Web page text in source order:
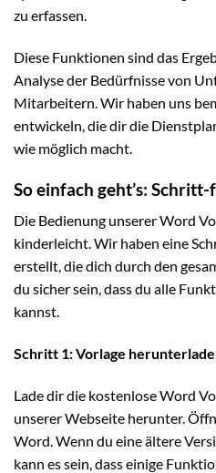
zu erfassen.
Diese Funktionen sind das
Analyse der Bedürfnisse von
Mitarbeitern. Wir haben uns
entwickeln, die dir die
wie möglich macht.
So einfach geht’s:
Die Bedienung unserer Word
kinderleicht. Wir haben eine
erstellt, die dich durch den
du sicher sein, dass du alle
kannst.
Schritt 1: Vorlage
Lade dir die kostenlose Word
unserer Webseite herunter.
Word. Wenn du eine ältere
kann es sein, dass einige